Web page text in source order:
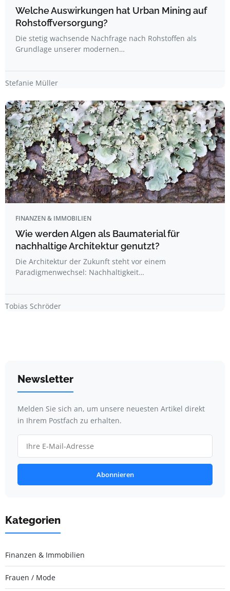
Welche Auswirkungen hat Urban Mining auf
Rohstoffversorgung?
Die stetig wachsende Nachfrage nach Rohstoffen als
Grundlage unserer modernen…
Stefanie Müller
FINANZEN & IMMOBILIEN
Wie werden Algen als Baumaterial für
nachhaltige Architektur genutzt?
Die Architektur der Zukunft steht vor einem
Paradigmenwechsel: Nachhaltigkeit…
Tobias Schröder
Newsletter
Melden Sie sich an, um unsere neuesten Artikel direkt
in Ihrem Postfach zu erhalten.
Abonnieren
Kategorien
Finanzen & Immobilien
Frauen / Mode